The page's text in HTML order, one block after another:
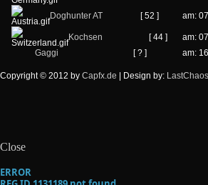
Doghunter AT [ 52 ] am:
Kochsen [ 44 ]
am:
Gaggi
[ ? ] am:
Copyright © 2012 by Capfx.de | Design by: LastChaos
Close
ERROR